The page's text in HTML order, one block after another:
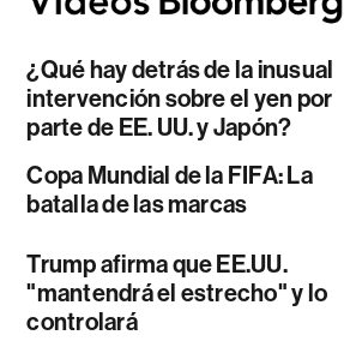
¿Qué hay detrás de la inusual
intervención sobre el yen por
parte de EE. UU. y Japón?
Copa Mundial de la FIFA: La
batalla de las marcas
Trump afirma que EE.UU.
"mantendrá el estrecho" y lo
controlará